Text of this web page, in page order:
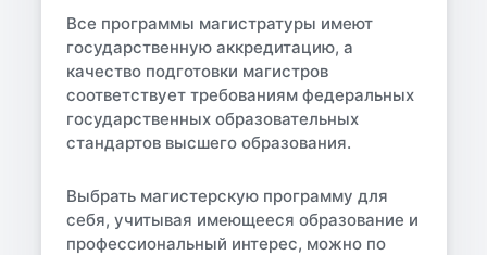
Все программы магистратуры имеют
государственную аккредитацию, а
качество подготовки магистров
соответствует требованиям федеральных
государственных образовательных
стандартов высшего образования.
Выбрать магистерскую программу для
себя, учитывая имеющееся образование и
профессиональный интерес, можно по